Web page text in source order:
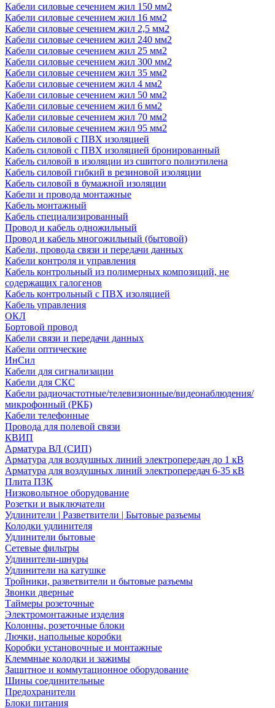
Кабели силовые сечением жил 150 мм2
Кабели силовые сечением жил 16 мм2
Кабели силовые сечением жил 2,5 мм2
Кабели силовые сечением жил 240 мм2
Кабели силовые сечением жил 25 мм2
Кабели силовые сечением жил 300 мм2
Кабели силовые сечением жил 35 мм2
Кабели силовые сечением жил 4 мм2
Кабели силовые сечением жил 50 мм2
Кабели силовые сечением жил 6 мм2
Кабели силовые сечением жил 70 мм2
Кабели силовые сечением жил 95 мм2
Кабель силовой с ПВХ изоляцией
Кабель силовой с ПВХ изоляцией бронированный
Кабель силовой в изоляции из сшитого полиэтилена
Кабель силовой гибкий в резиновой изоляции
Кабель силовой в бумажной изоляции
Кабели и провода монтажные
Кабель монтажный
Кабель специализированный
Провод и кабель одножильный
Провод и кабель многожильный (бытовой)
Кабели, провода связи и передачи данных
Кабели контроля и управления
Кабель контрольный из полимерных композиций, не
содержащих галогенов
Кабель контрольный с ПВХ изоляцией
Кабель управления
ОКЛ
Бортовой провод
Кабели связи и передачи данных
Кабели оптические
ИнСил
Кабели для сигнализации
Кабели для СКС
Кабели радиочастотные/телевизионные/видеонаблюдения/
микрофонный (РКБ)
Кабели телефонные
Провода для полевой связи
КВИП
Арматура ВЛ (СИП)
Арматура для воздушных линий электропередач до 1 кВ
Арматура для воздушных линий электропередач 6-35 кВ
Плита ПЗК
Низковольтное оборудование
Розетки и выключатели
Удлинители | Разветвители | Бытовые разъемы
Колодки удлинителя
Удлинители бытовые
Сетевые фильтры
Удлинители-шнуры
Удлинители на катушке
Тройники, разветвители и бытовые разъемы
Звонки дверные
Таймеры розеточные
Электромонтажные изделия
Колонны, розеточные блоки
Лючки, напольные коробки
Коробки установочные и монтажные
Клеммные колодки и зажимы
Защитное и коммутационное оборудование
Шины соединительные
Предохранители
Блоки питания